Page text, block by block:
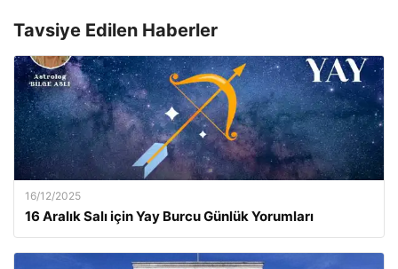
Tavsiye Edilen Haberler
16/12/2025
16 Aralık Salı için Yay Burcu Günlük Yorumları